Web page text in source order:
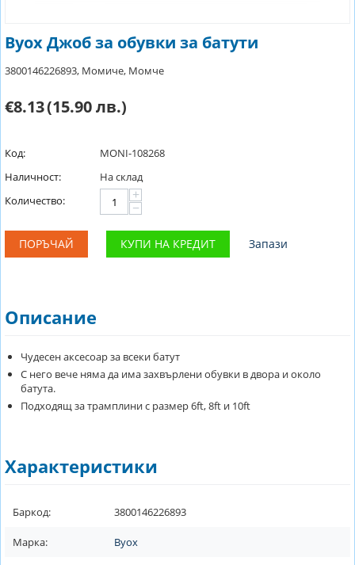
Byox Джоб за обувки за батути
3800146226893, Момиче, Момче
€8.13(15.90 лв.)
Код:
MONI-108268
Наличност:
На склад
Количество:
+
−
ПОРЪЧАЙ КУПИ НА КРЕДИТ Запази
Описание
Чудесен аксесоар за всеки батут
С него вече няма да има захвърлени обувки в двора и около
батута.
Подходящ за трамплини с размер 6ft, 8ft и 10ft
Характеристики
Баркод: 3800146226893
Марка: Byox